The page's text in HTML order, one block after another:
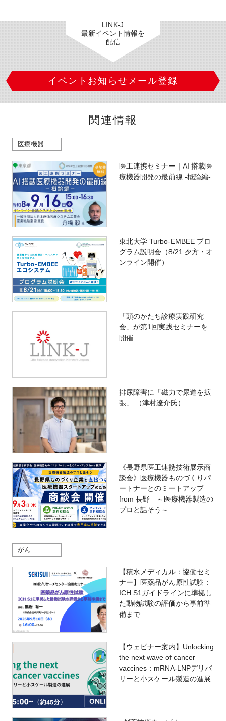
LINK-J
最新イベント情報を
配信
イベントお知らせメール登録
関連情報
医療機器
医工連携セミナー｜AI 搭載医
療機器開発の最前線 -概論編-
東北大学 Turbo-EMBEE プロ
グラム説明会（8/21 夕方・オ
ンライン開催）
「頭のかたち診療実践研究
会」が第1回実践セミナーを
開催
排尿障害に「磁力で尿道を拡
張」 （津村遼介氏）
《長野県医工連携技術展示商
談会》医療機器ものづくりパ
ートナーとのミートアップ
from 長野 ～医療機器製造の
プロと話そう～
がん
【積水メディカル：協働セミ
ナー】医薬品がん原性試験：
ICH S1ガイドラインに準拠し
た動物試験の評価から事前準
備まで
【ウェビナー案内】Unlocking
the next wave of cancer
vaccines：mRNA-LNPデリバ
リーと小スケール製造の進展